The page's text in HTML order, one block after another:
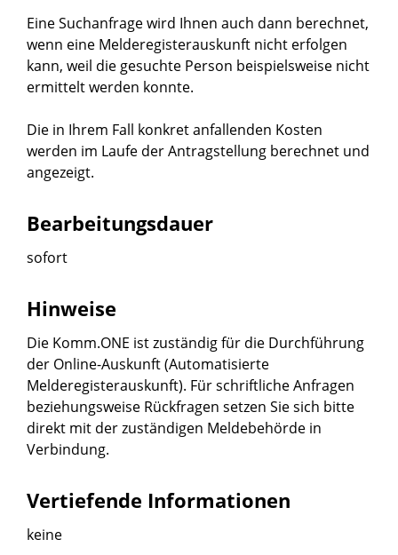
Eine Suchanfrage wird Ihnen auch dann berechnet,
wenn eine Melderegisterauskunft nicht erfolgen
kann, weil die gesuchte Person beispielsweise nicht
ermittelt werden konnte.
Die in Ihrem Fall konkret anfallenden Kosten
werden im Laufe der Antragstellung berechnet und
angezeigt.
Bearbeitungsdauer
sofort
Hinweise
Die Komm.ONE ist zuständig für die Durchführung
der Online-Auskunft (Automatisierte
Melderegisterauskunft). Für schriftliche Anfragen
beziehungsweise Rückfragen setzen Sie sich bitte
direkt mit der zuständigen Meldebehörde in
Verbindung.
Vertiefende Informationen
keine